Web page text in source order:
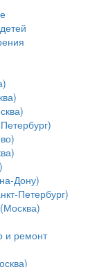
Дону)
Петербург)
и ремонт